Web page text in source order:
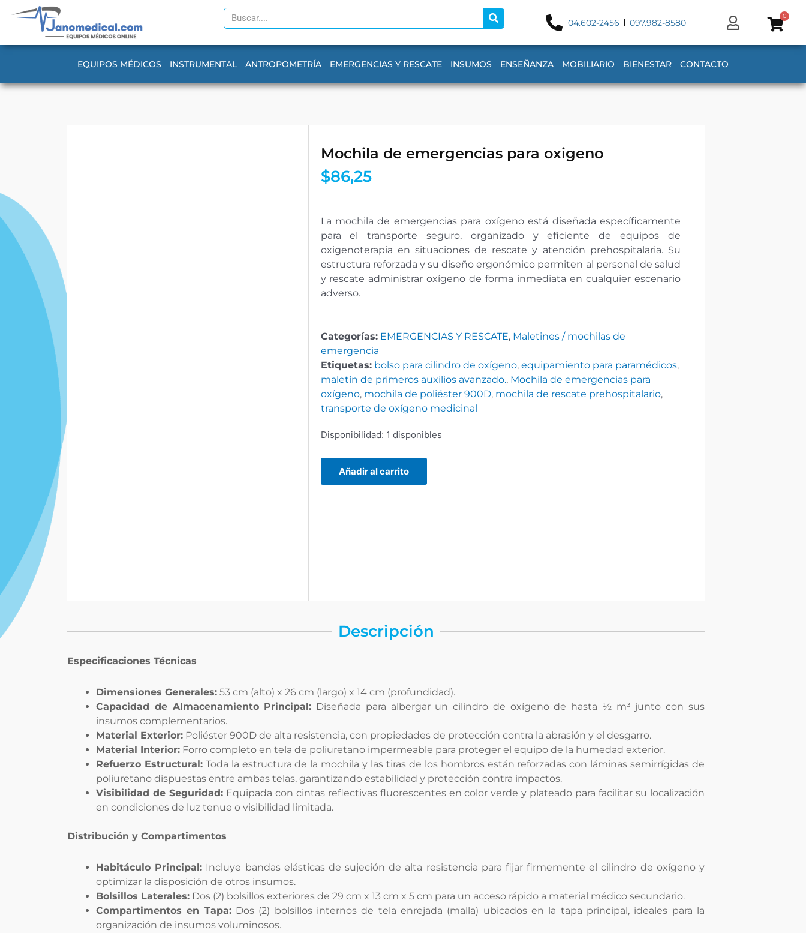
contenido
Search
04.602-2456 097.982-8580
0
EQUIPOS MÉDICOS INSTRUMENTAL ANTROPOMETRÍA EMERGENCIAS Y RESCATE INSUMOS ENSEÑANZA MOBILIARIO BIENESTAR CONTACTO
Mochila de emergencias para oxigeno
$86,25
La mochila de emergencias para oxígeno está diseñada específicamente
para el transporte seguro, organizado y eficiente de equipos de
oxigenoterapia en situaciones de rescate y atención prehospitalaria. Su
estructura reforzada y su diseño ergonómico permiten al personal de salud
y rescate administrar oxígeno de forma inmediata en cualquier escenario
adverso.
Categorías: EMERGENCIAS Y RESCATE, Maletines / mochilas de
emergencia
Etiquetas: bolso para cilindro de oxígeno, equipamiento para paramédicos,
maletín de primeros auxilios avanzado., Mochila de emergencias para
oxígeno, mochila de poliéster 900D, mochila de rescate prehospitalario,
transporte de oxígeno medicinal
Disponibilidad: 1 disponibles
Mochila
emergencias
Añadir al carrito
Descripción
Especificaciones Técnicas
Dimensiones Generales: 53 cm (alto) x 26 cm (largo) x 14 cm (profundidad).
Capacidad de Almacenamiento Principal: Diseñada para albergar un cilindro de oxígeno de hasta ½ m³ junto con sus
insumos complementarios.
Material Exterior: Poliéster 900D de alta resistencia, con propiedades de protección contra la abrasión y el desgarro.
Material Interior: Forro completo en tela de poliuretano impermeable para proteger el equipo de la humedad exterior.
Refuerzo Estructural:Toda la estructura de la mochila y las tiras de los hombros están reforzadas con láminas semirrígidas de
poliuretano dispuestas entre ambas telas, garantizando estabilidad y protección contra impactos.
Visibilidad de Seguridad:Equipada con cintas reflectivas fluorescentes en color verde y plateado para facilitar su localización
en condiciones de luz tenue o visibilidad limitada.
Distribución y Compartimentos
Habitáculo Principal: Incluye bandas elásticas de sujeción de alta resistencia para fijar firmemente el cilindro de oxígeno y
optimizar la disposición de otros insumos.
Bolsillos Laterales: Dos (2) bolsillos exteriores de 29 cm x 13 cm x 5 cm para un acceso rápido a material médico secundario.
Compartimentos en Tapa:Dos (2) bolsillos internos de tela enrejada (malla) ubicados en la tapa principal, ideales para la
organización de insumos voluminosos.